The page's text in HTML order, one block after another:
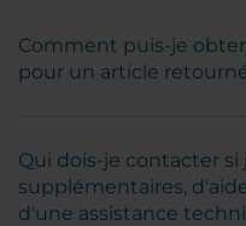
Comment puis-je
pour un article
Qui dois-je contacter si
supplémentaires,
d'une assistance